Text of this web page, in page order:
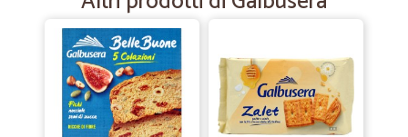
— Antonella B.
Cicalia eccellenza di spesa online
Cicalia, veloce nella consegna, prodotti ottimi, in particolar modo
frutta e verdura eccellenti. Sono ormai 4 anni che acquisto e son
sempre rimasta soddisfatta. Grazie